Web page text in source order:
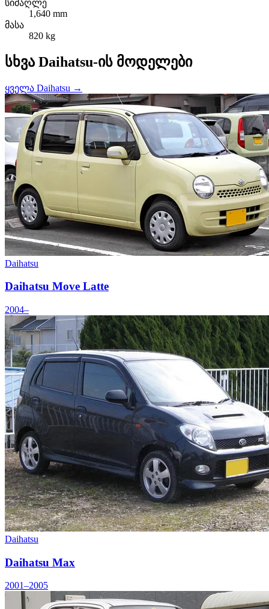
სიმაღლე
1,640 mm
მასა
820 kg
სხვა Daihatsu-ის მოდელები
ყველა Daihatsu →
Daihatsu
Daihatsu Move Latte
2004–
Daihatsu
Daihatsu Max
2001–2005